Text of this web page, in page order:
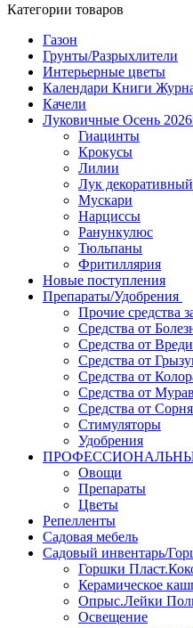
Категории товаров
Газон
Грунты/Разрыхлители
Интерьерные цветы
Календари Книги
Качели
Луковичные Осень
Гиацинты
Крокусы
Лилии
Лук декоративный
Мускари
Нарциссы
Ранункулюс
Тюльпаны
Фритиллярия
Новые поступления
Препараты/Удобрения
Прочие средства
Средства от
Средства от
Средства от
Средства от
Средства от
Средства от
Стимуляторы
Удобрения
Овощи
Препараты
Цветы
Репелленты
Садовая мебель
Садовый инвентарь/
Горшки
Керамическое
Опрыс.Лейки
Освещение